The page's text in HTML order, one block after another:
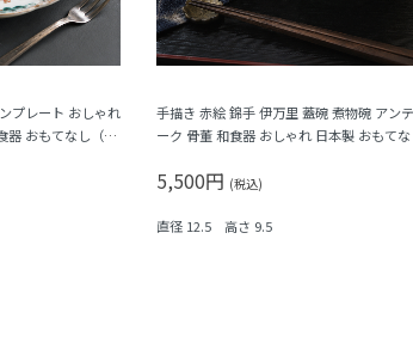
プレート おしゃれ
器 おもてなし（松
手描き 赤絵 錦手 伊万里 蓋碗 煮物碗 アン
ーク 骨董 和食器 おしゃれ 日本製 おもて
5,500円 (税込)
直径 12.5 高さ 9.5